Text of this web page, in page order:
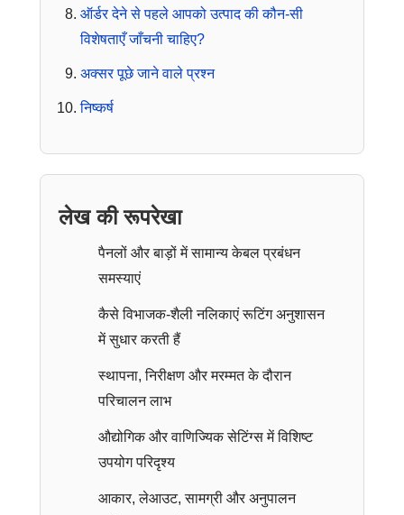
ऑर्डर देने से पहले आपको उत्पाद की कौन-सी
विशेषताएँ जाँचनी चाहिए?
अक्सर पूछे जाने वाले प्रश्न
निष्कर्ष
लेख की रूपरेखा
पैनलों और बाड़ों में सामान्य केबल प्रबंधन
समस्याएं
कैसे विभाजक-शैली नलिकाएं रूटिंग अनुशासन
में सुधार करती हैं
स्थापना, निरीक्षण और मरम्मत के दौरान
परिचालन लाभ
औद्योगिक और वाणिज्यिक सेटिंग्स में विशिष्ट
उपयोग परिदृश्य
आकार, लेआउट, सामग्री और अनुपालन